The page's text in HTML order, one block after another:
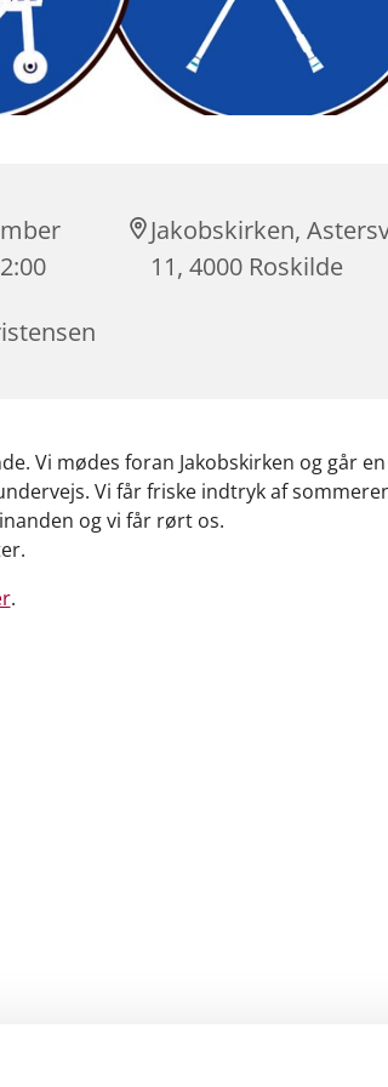
Jakobskirken,
11, 4000 Roskilde
Vi mødes foran Jakobskirken og går
Vi får friske indtryk af
og vi får rørt os.
.